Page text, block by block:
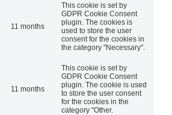
11 months
This cookie is set by
GDPR Cookie Consent
plugin. The cookies is
used to store the user
consent for the cookies in
the category "Necessary".
11 months
This cookie is set by
GDPR Cookie Consent
plugin. The cookie is used
to store the user consent
for the cookies in the
category "Other.